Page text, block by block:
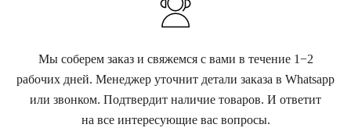
Мы соберем заказ и свяжемся с вами в течение 1−2
рабочих дней. Менеджер уточнит детали заказа в Whatsapp
или звонком. Подтвердит наличие товаров. И ответит
на все интересующие вас вопросы.